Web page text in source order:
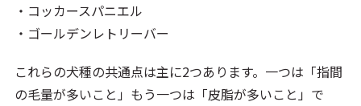
・コッカースパニエル
・ゴールデンレトリーバー
これらの犬種の共通点は主に2つあります。一つは「指間
の毛量が多いこと」もう一つは「皮脂が多いこと」で